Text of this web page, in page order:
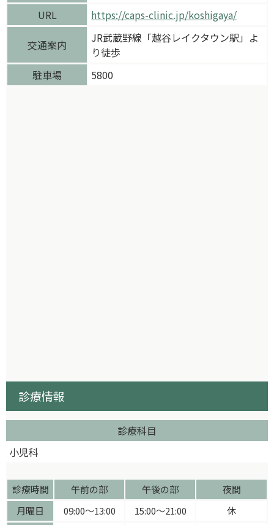
URL
https://caps-clinic.jp/koshigaya/
交通案内
JR武蔵野線「越谷レイクタウン駅」よ
り徒歩
駐車場
5800
診療情報
診療科目
小児科
診療時間 午前の部 午後の部
夜間
月曜日
09:00〜13:00 15:00〜21:00
休